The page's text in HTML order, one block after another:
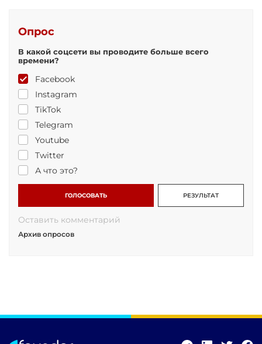
Опрос
В какой соцсети вы проводите больше всего
времени?
Facebook
Instagram
TikTok
Telegram
Youtube
Twitter
А что это?
ГОЛОСОВАТЬ РЕЗУЛЬТАТ
Оставить комментарий
Архив опросов